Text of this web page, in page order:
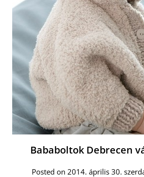
Bababoltok Debrecen
Posted on 2014. április 30.